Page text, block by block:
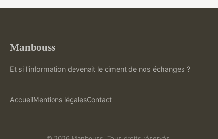
Manbouss
Et si l'information devenait le ciment de nos échanges ?
AccueilMentions légalesContact